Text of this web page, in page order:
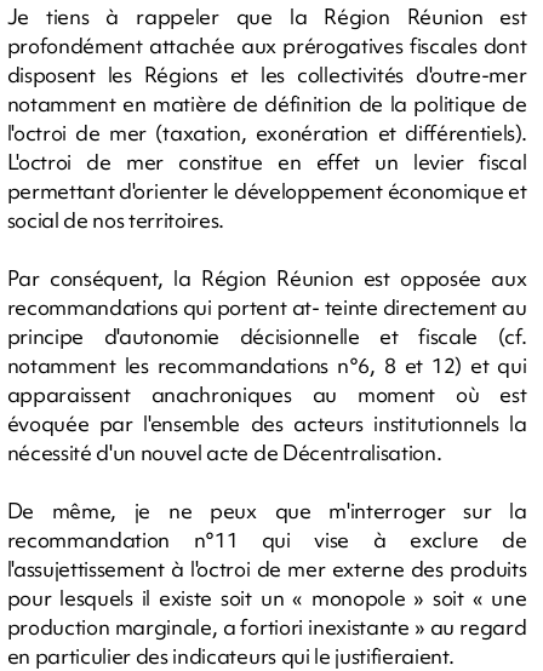
Je tiens à rappeler que la Région Réunion est
profondément attachée aux prérogatives fiscales dont
disposent les Régions et les collectivités d'outre-mer
notamment en matière de définition de la politique de
l'octroi de mer (taxation, exonération et différentiels).
L'octroi de mer constitue en effet un levier fiscal
permettant d'orienter le développement économique et
social de nos territoires.
Par conséquent, la Région Réunion est opposée aux
recommandations qui portent at- teinte directement au
principe d'autonomie décisionnelle et fiscale (cf.
notamment les recommandations n°6, 8 et 12) et qui
apparaissent anachroniques au moment où est
évoquée par l'ensemble des acteurs institutionnels la
nécessité d'un nouvel acte de Décentralisation.
De même, je ne peux que m'interroger sur la
recommandation n°11 qui vise à exclure de
l'assujettissement à l'octroi de mer externe des produits
pour lesquels il existe soit un « monopole » soit « une
production marginale, a fortiori inexistante » au regard
en particulier des indicateurs qui le justifieraient.